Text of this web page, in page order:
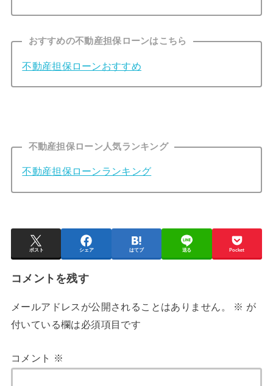
おすすめの不動産担保ローンはこちら
不動産担保ローンおすすめ
不動産担保ローン人気ランキング
不動産担保ローンランキング
ポスト シェア はてブ 送る Pocket
コメントを残す
メールアドレスが公開されることはありません。 ※ が
付いている欄は必須項目です
コメント ※